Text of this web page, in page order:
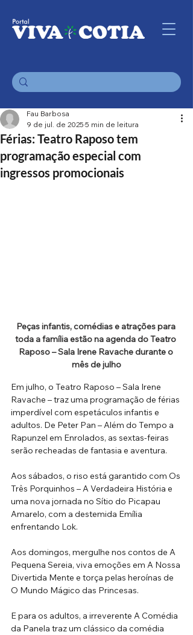
Férias: Teatro Raposo tem
programação especial com
ingressos promocionais
Fau Barbosa
9 de jul. de 2025 5 min de leitura
Peças infantis, comédias e atrações para
toda a família estão na agenda do Teatro
Raposo – Sala Irene Ravache durante o
mês de julho
Em julho, o Teatro Raposo – Sala Irene
Ravache – traz uma programação de férias
imperdível com espetáculos infantis e
adultos. De Peter Pan – Além do Tempo a
Rapunzel em Enrolados, as sextas-feiras
serão recheadas de fantasia e aventura.
Aos sábados, o riso está garantido com Os
Três Porquinhos – A Verdadeira História e
uma nova jornada no Sítio do Picapau
Amarelo, com a destemida Emília
enfrentando Lok.
Aos domingos, mergulhe nos contos de A
Pequena Sereia, viva emoções em A Nossa
Divertida Mente e torça pelas heroínas de
O Mundo Mágico das Princesas.
E para os adultos, a irreverente A Comédia
da Panela traz um clássico da comédia